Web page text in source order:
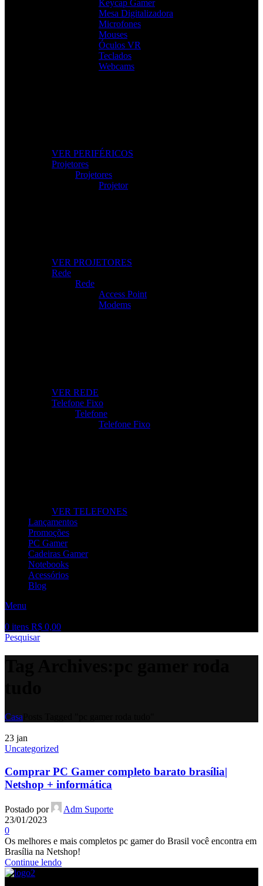
Keycap Gamer
Mesa Digitalizadora
Microfones
Mouses
Óculos VR
Teclados
Webcams
VER PERIFÉRICOS
Projetores
Projetores
Projetor
VER PROJETORES
Rede
Rede
Access Point
Modems
VER REDE
Telefone Fixo
Telefone
Telefone Fixo
VER TELEFONES
Lançamentos
Promoções
PC Gamer
Cadeiras Gamer
Notebooks
Acessórios
Blog
Menu
0 itens R$ 0,00
Pesquisar
Casa
23 jan
Uncategorized
Comprar PC Gamer completo barato brasília|
Netshop + informática
Postado por
Adm Suporte
23/01/2023
0
Os melhores e mais completos pc gamer do Brasil você encontra em
Brasília na Netshop!
Continue lendo